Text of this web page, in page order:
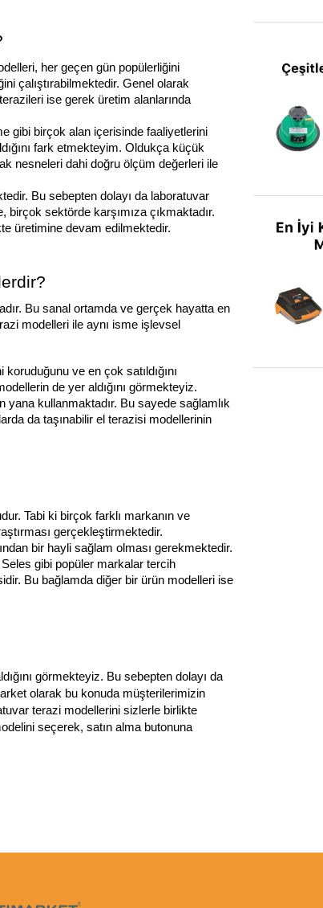
her geçen gün popülerliğini
çalıştırabilmektedir. Genel olarak
ise gerek üretim alanlarında
gibi birçok alan içerisinde faaliyetlerini
fark etmekteyim. Oldukça küçük
nesneleri dahi doğru ölçüm değerleri ile
Bu sebepten dolayı da laboratuvar
sektörde karşımıza çıkmaktadır.
üretimine devam edilmektedir.
Bu sanal ortamda ve gerçek hayatta en
modelleri ile aynı isme işlevsel
ve en çok satıldığını
de yer aldığını görmekteyiz.
yana kullanmaktadır. Bu sayede sağlamlık
da taşınabilir el terazisi modellerinin
Tabi ki birçok farklı markanın ve
gerçekleştirmektedir.
bir hayli sağlam olması gerekmektedir.
gibi popüler markalar tercih
görmekteyiz. Bu sebepten dolayı da
olarak bu konuda müşterilerimizin
terazi modellerini sizlerle birlikte
seçerek, satın alma butonuna